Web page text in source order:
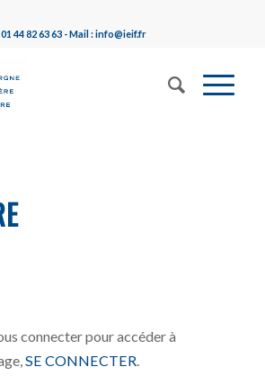
01 44 82 63 63 - Mail : info@ieif.fr
connecter pour accéder à
SE CONNECTER